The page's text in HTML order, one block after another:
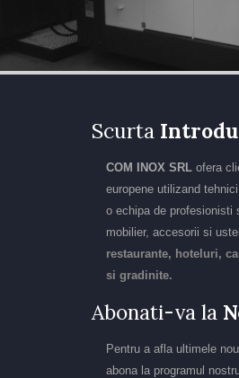
Scurta
COM INOX SRL ofera
europene utilizand
o echipa de profesionisti
mobilier, accesorii si
restaurante, hoteluri,
si gradinite.
Abonati-va la
Pentru a afla ultimele
abona la programul